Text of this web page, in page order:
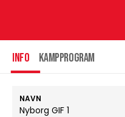
INFO Kampprogram
NAVN
Nyborg GIF 1